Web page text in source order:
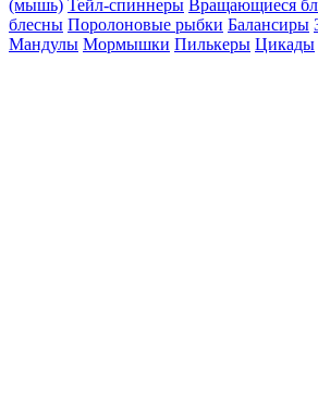
(мышь) Тейл-спиннеры Вращающиеся
блесны Поролоновые рыбки Балансиры
Мандулы Мормышки Пилькеры Цикады